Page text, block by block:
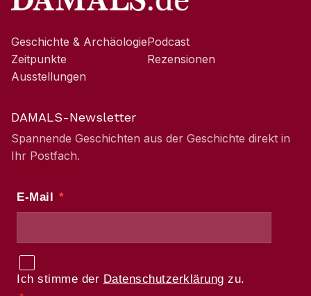
Geschichte & Archäologie
Zeitpunkte
Ausstellungen
Podcast
Rezensionen
DAMALS-Newsletter
Spannende Geschichten aus der Geschichte direkt in
Ihr Postfach.